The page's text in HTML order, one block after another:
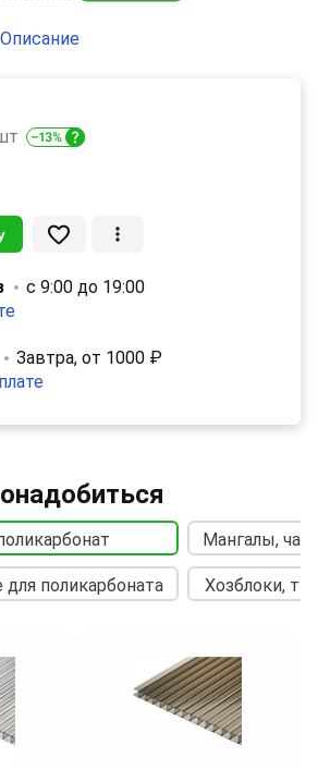
Описание
с 9:00 до 19:00
Завтра, от 1000 ₽
поликарбоната
Мангалы,
Хозблоки,